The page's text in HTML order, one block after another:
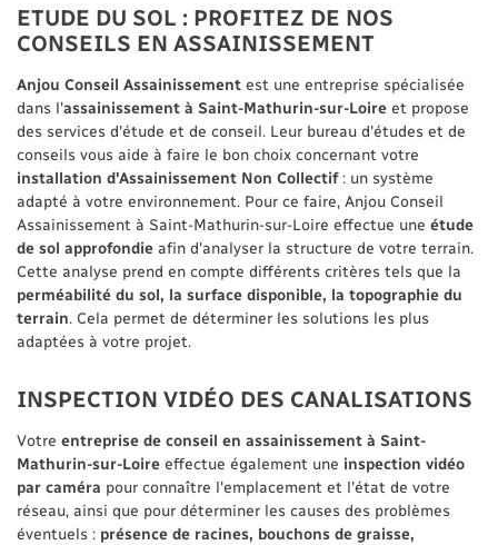
ACCUEIL
AMÉNAGEMENT
VERTS
D'ÉTUDES
RÉALISATIONS
AVIS
CONTACT
UNE
06 30 32 05
Anjou Conseil
02 41 50 70
INSCRIPTION
ETUDE DU SOL : PROFITEZ DE NOS
CONSEILS EN ASSAINISSEMENT
Anjou Conseil Assainissement est une entreprise spécialisée
dans l'assainissement à Saint-Mathurin-sur-Loire et propose
des services d'étude et de conseil. Leur bureau d'études et de
conseils vous aide à faire le bon choix concernant votre
installation d'Assainissement Non Collectif: un système
adapté à votre environnement. Pour ce faire, Anjou Conseil
Assainissement à Saint-Mathurin-sur-Loire effectue une étude
de sol approfondie afin d'analyser la structure de votre terrain.
Cette analyse prend en compte différents critères tels que la
perméabilité du sol, la surface disponible, la topographie du
terrain. Cela permet de déterminer les solutions les plus
adaptées à votre projet.
INSPECTION VIDÉO DES CANALISATIONS
Votre entreprise de conseil en assainissement à Saint-
Mathurin-sur-Loire effectue également une inspection vidéo
par caméra pour connaître l'emplacement et l'état de votre
réseau, ainsi que pour déterminer les causes des problèmes
éventuels : présence de racines, bouchons de graisse,